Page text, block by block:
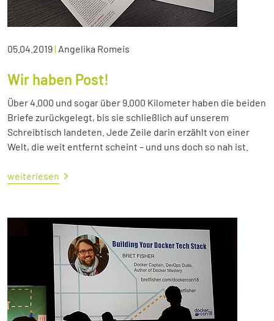
05.04.2019| Angelika Romeis
Wir haben Post!
Über 4.000 und sogar über 9.000 Kilometer haben die beiden
Briefe zurückgelegt, bis sie schließlich auf unserem
Schreibtisch landeten. Jede Zeile darin erzählt von einer
Welt, die weit entfernt scheint – und uns doch so nah ist.
weiterlesen